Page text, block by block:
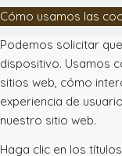
Cómo usamos las
Podemos solicitar
dispositivo. Usamos
sitios web, cómo
experiencia de
nuestro sitio web.
Haga clic en los